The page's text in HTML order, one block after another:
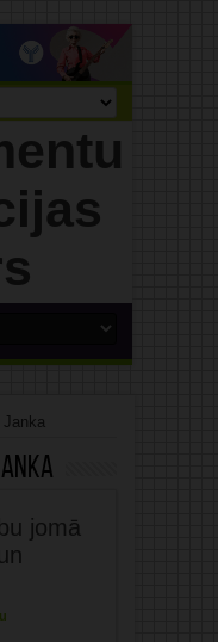
jomā